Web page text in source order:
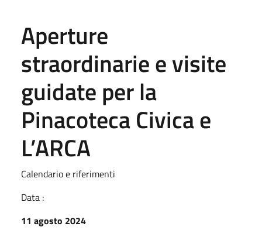
Aperture
straordinarie e visite
guidate per la
Pinacoteca Civica e
L’ARCA
Calendario e riferimenti
Data :
11 agosto 2024